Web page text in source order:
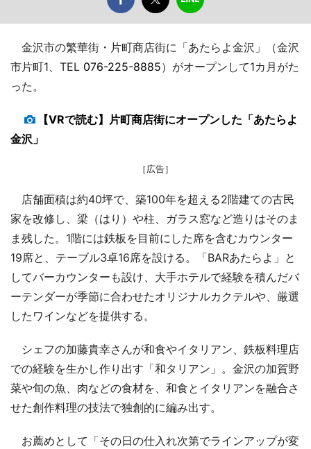
金沢市の繁華街・片町商店街に「あたらよ金沢」（金沢
市片町1、TEL 076-225-8885）がオープンして1カ月がた
った。
【VRで読む】片町商店街にオープンした「あたらよ
金沢」
［広告］
店舗面積は約40坪で、築100年を超える2階建ての古民
家を改修し、梁（はり）や柱、ガラス窓など造りはそのま
ま残した。1階には鉄板を目前にした席を含むカウンター
19席と、テーブル3卓16席を設ける。「BARあたらよ」と
してバーカウンターも設け、大手ホテルで経験を積んだバ
ーテンダーが季節に合わせたオリジナルカクテルや、厳選
したワインなどを提供する。
シェフの加藤貴幸さんが和食やイタリアン、鉄板料理店
での経験を生かし作り出す「和タリアン」。金沢の加賀野
菜や旬の魚、肉などの食材を、和食とイタリアンを融合さ
せた創作料理の技法で独創的に編み出す。
お薦めとして「その日の仕入れ次第でラインアップが変